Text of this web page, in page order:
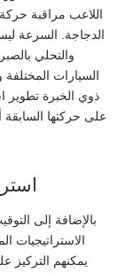
اللاعب مراقبة
الدجاجة. السرعة
والتحلي
السيارات
ذوي الخبرة تطوير
على حركتها السابقة
بالإضافة إلى
الاستراتيجيات
يمكنهم